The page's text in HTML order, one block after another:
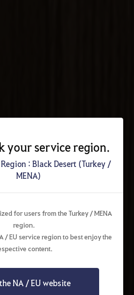
your service region.
: Black Desert (Turkey /
MENA)
for users from the Turkey / MENA
region.
/ EU service region to best enjoy the
content.
NA / EU website